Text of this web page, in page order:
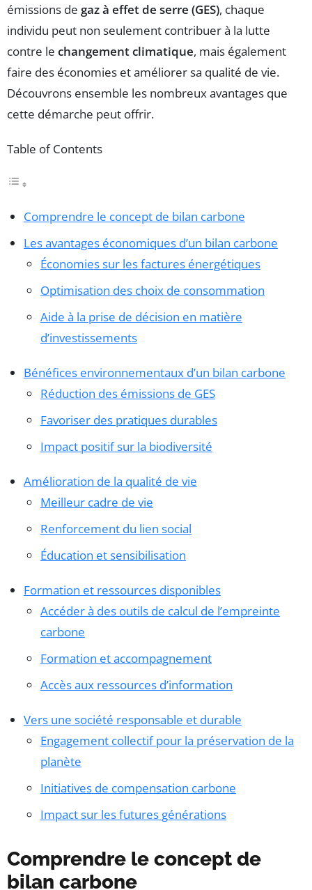
émissions de gaz à effet de serre (GES), chaque
individu peut non seulement contribuer à la lutte
contre le changement climatique, mais également
faire des économies et améliorer sa qualité de vie.
Découvrons ensemble les nombreux avantages que
cette démarche peut offrir.
Table of Contents
Comprendre le concept de bilan carbone
Les avantages économiques d’un bilan carbone
Économies sur les factures énergétiques
Optimisation des choix de consommation
Aide à la prise de décision en matière
d’investissements
Bénéfices environnementaux d’un bilan carbone
Réduction des émissions de GES
Favoriser des pratiques durables
Impact positif sur la biodiversité
Amélioration de la qualité de vie
Meilleur cadre de vie
Renforcement du lien social
Éducation et sensibilisation
Formation et ressources disponibles
Accéder à des outils de calcul de l’empreinte
carbone
Formation et accompagnement
Accès aux ressources d’information
Vers une société responsable et durable
Engagement collectif pour la préservation de la
planète
Initiatives de compensation carbone
Impact sur les futures générations
Comprendre le concept de
bilan carbone